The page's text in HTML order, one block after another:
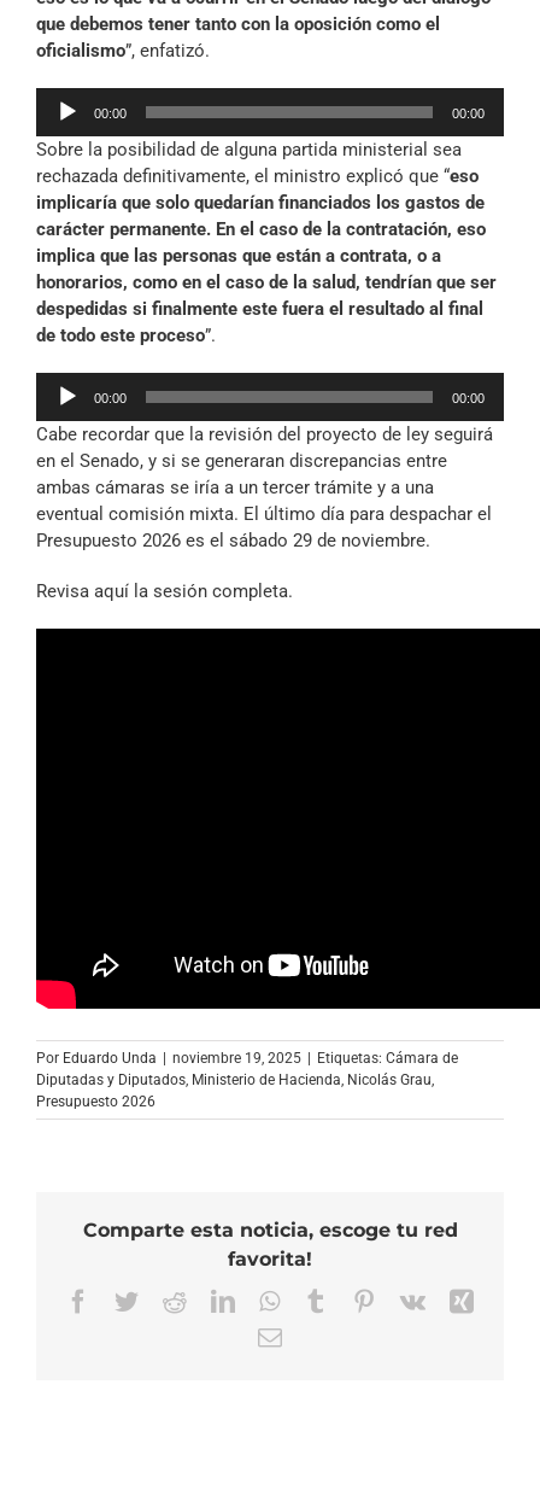
que debemos tener tanto con la oposición como el
oficialismo”, enfatizó.
Reproductor
audio
00:00 00:00
Sobre la posibilidad de alguna partida ministerial sea
rechazada definitivamente, el ministro explicó que “eso
implicaría que solo quedarían financiados los gastos de
carácter permanente. En el caso de la contratación, eso
implica que las personas que están a contrata, o a
honorarios, como en el caso de la salud, tendrían que ser
despedidas si finalmente este fuera el resultado al final
de todo este proceso”.
Reproductor
audio
00:00 00:00
Cabe recordar que la revisión del proyecto de ley seguirá
en el Senado, y si se generaran discrepancias entre
ambas cámaras se iría a un tercer trámite y a una
eventual comisión mixta. El último día para despachar el
Presupuesto 2026 es el sábado 29 de noviembre.
Revisa aquí la sesión completa.
Por Eduardo Unda noviembre 19, 2025 Etiquetas: Cámara de
Diputadas y Diputados, Ministerio de Hacienda, Nicolás Grau,
Presupuesto 2026
Comparte esta noticia, escoge tu red
favorita!
Facebook
TwitterRedditLinkedInWhatsApp
TumblrPinterest
Vk
Correo